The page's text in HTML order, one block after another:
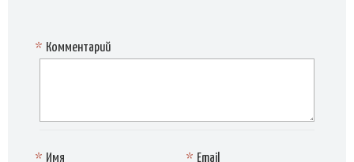
Комментарий
*
Имя
* Email
*